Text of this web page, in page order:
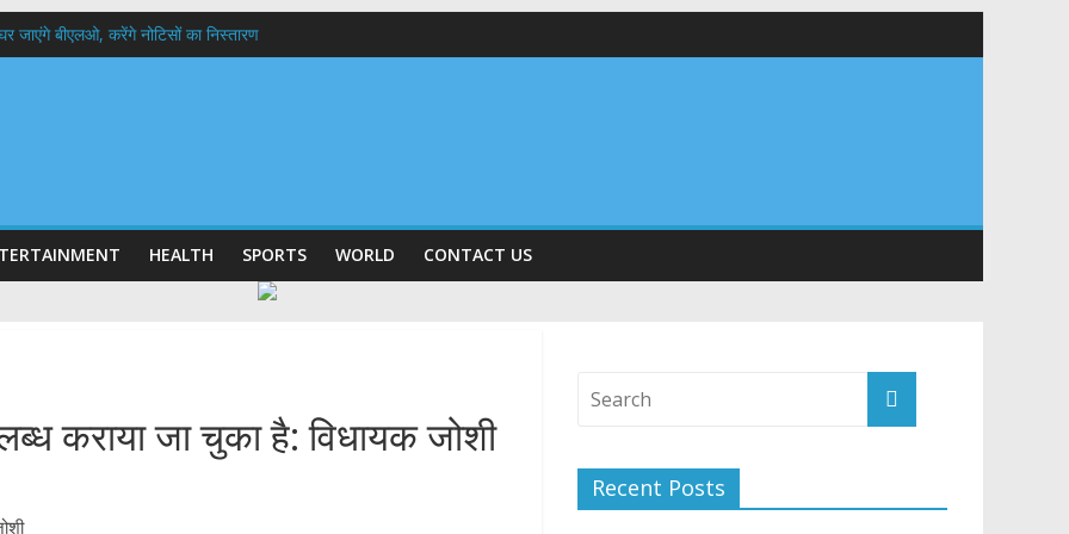
जाएंगे बीएलओ, करेंगे नोटिसों का निस्तारण
रहें अधिकारी-मुख्य सचिव मानसून-एसईओसी से मुख्य सचिव ने की विस्तृत समीक्षा कहा-बंद सड़कों को शीघ्र खोला जाए, लोगों को न हो दिक्कत
HEALTH SPORTS WORLD CONTACT US
कराया जा चुका है: विधायक जोशी
Recent Posts